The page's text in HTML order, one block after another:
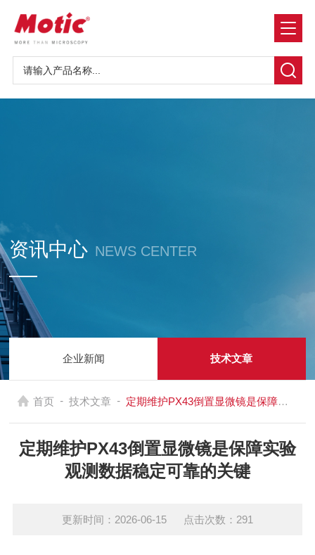
资讯中心 NEWS CENTER
企业新闻 技术文章
首页 - 技术文章 - 定期维护PX43倒置显微镜是保障实验观测数据稳定可靠的关键
定期维护PX43倒置显微镜是保障实验
观测数据稳定可靠的关键
更新时间：2026-06-15 点击次数：291